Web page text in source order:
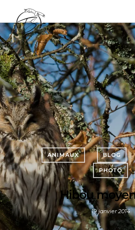
ANIMAUX BLOG
PHOTO
Hibou
19 janvier 2014